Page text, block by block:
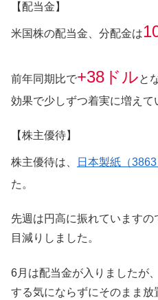
【配当金】
米国株の配当金、分配金は
前年同期比で+38ドルと
効果で少しずつ着実に増えて
【株主優待】
株主優待は、 日本製紙（3863
た。
先週は円高に振れています
目減りしました。
6月は配当金が入りましたが
する気にならずにそのまま放